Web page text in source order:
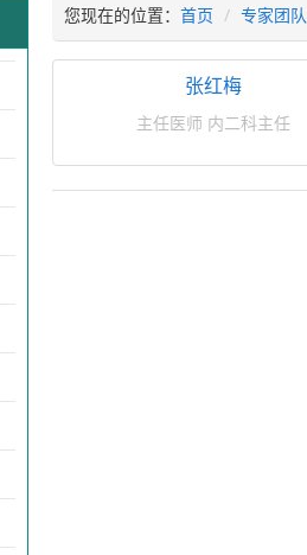
您现在的位置： 首页 专家团队
张红梅
主任医师 内二科主任